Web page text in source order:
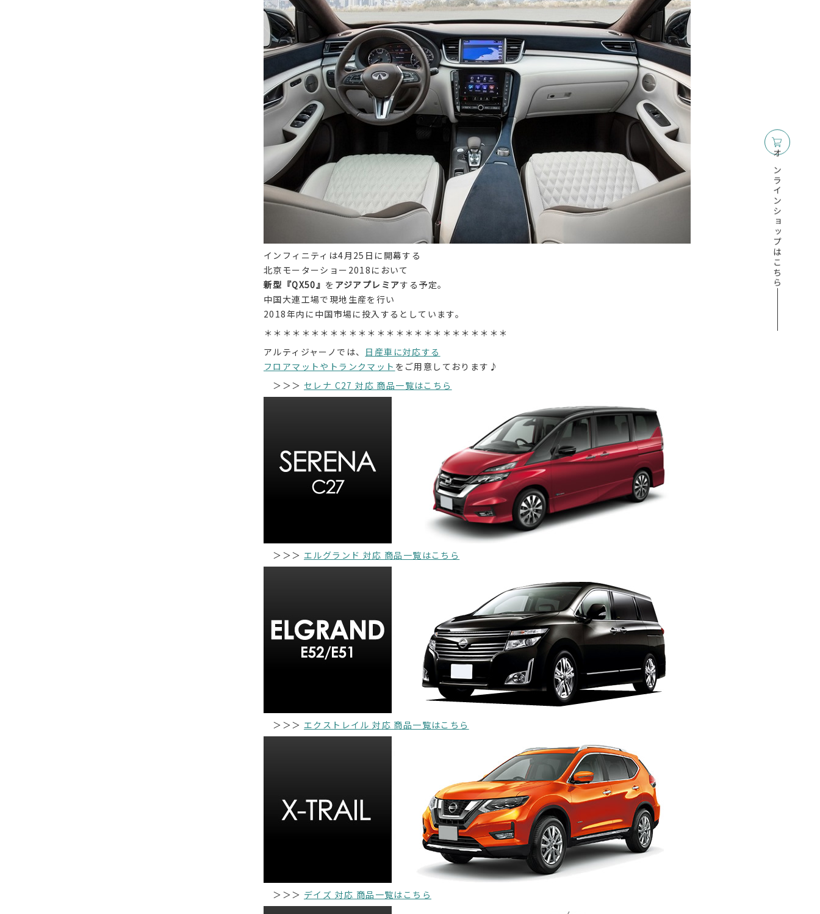
インフィニティは4月25日に開幕する
北京モーターショー2018において
新型『QX50』 を アジアプレミアする予定。
中国大連工場で現地生産を行い
2018年内に中国市場に投入するとしています。
＊＊＊＊＊＊＊＊＊＊＊＊＊＊＊＊＊＊＊＊＊＊＊＊＊＊
アルティジャーノでは、 日産車に対応する
フロアマットやトランクマット をご用意しております♪
＞＞＞ セレナ C27 対応 商品一覧はこちら
＞＞＞ エルグランド 対応 商品一覧はこちら
＞＞＞ エクストレイル 対応 商品一覧はこちら
＞＞＞ デイズ 対応 商品一覧はこちら
オンラインショップはこちら